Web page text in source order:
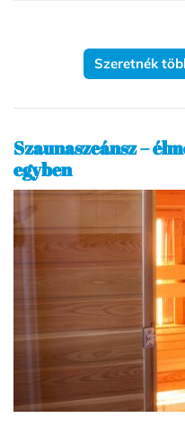
Szeretnék
Szaunaszeánsz –
egyben